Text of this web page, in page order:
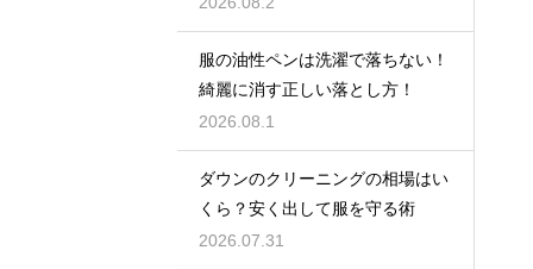
服の油性ペンは洗濯で落ちない！
綺麗に消す正しい落とし方！
2026.08.1
ダウンのクリーニングの相場はい
くら？安く出して服を守る術
2026.07.31